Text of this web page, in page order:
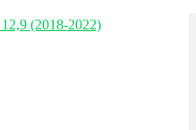
(2018-2022)